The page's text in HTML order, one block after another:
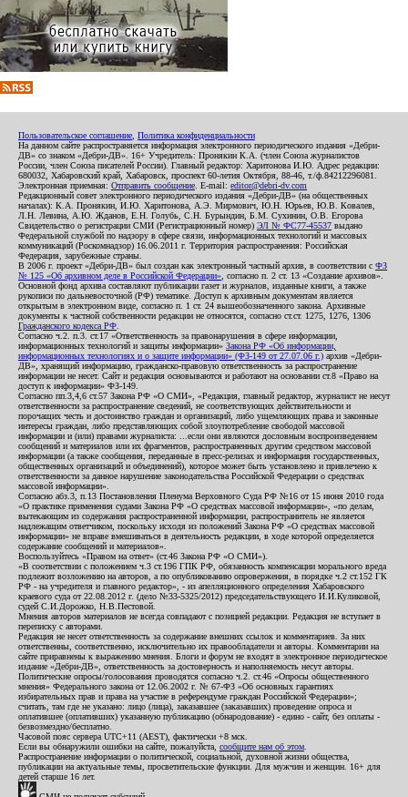
Пользовательское соглашение Политика конфиденциальности
На данном сайте распространяется информация электронного периодического издания «Дебри-
ДВ» со знаком «Дебри-ДВ». 16+ Учредитель: Пронякин К.А. (член Союза журналистов
России, член Союза писателей России). Главный редактор: Харитонова И.Ю. Адрес редакции:
680032, Хабаровский край, Хабаровск, проспект 60-летия Октября, 88-46, т./ф.84212296081.
Электронная приемная: Отправить сообщение . E-mail: editor@debri-dv.com
Редакционный совет электронного периодического издания «Дебри-ДВ» (на общественных
началах): К.А. Пронякин, И.Ю. Харитонова, А.Э. Мирмович, Ю.Н. Юрьев, Ю.В. Ковалев,
Л.Н. Левина, А.Ю. Жданов, Е.Н. Голубь, С.Н. Бурындин, Б.М. Сухинин, О.В. Егорова
Свидетельство о регистрации СМИ (Регистрационный номер) ЭЛ № ФС77-45537 выдано
Федеральной службой по надзору в сфере связи, информационных технологий и массовых
коммуникаций (Роскомнадзор) 16.06.2011 г. Территория распространения: Российская
Федерация, зарубежные страны.
В 2006 г. проект «Дебри-ДВ» был создан как электронный частный архив, в соответствии с ФЗ
№ 125 «Об архивном деле в Российской Федерации» , согласно п. 2 ст. 13 «Создание архивов».
Основной фонд архива составляют публикации газет и журналов, изданные книги, а также
рукописи по дальневосточной (РФ) тематике. Доступ к архивным документам является
открытым в электронном виде, согласно п. 1 ст. 24 вышеобозначенного закона. Архивные
документы к частной собственности редакции не относятся, согласно ст.ст. 1275, 1276, 1306
Гражданского кодекса РФ
Согласно ч.2. п.3. ст.17 «Ответственность за правонарушения в сфере информации,
информационных технологий и защиты информации» Закона РФ «Об информации,
информационных технологиях и о защите информации» (ФЗ-149 от 27.07.06 г.) архив «Дебри-
ДВ», хранящий информацию, гражданско-правовую ответственность за распространение
информации не несет. Сайт и редакция основываются и работают на основании ст.8 «Право на
доступ к информации» ФЗ-149.
Согласно пп.3,4,6 ст.57 Закона РФ «О СМИ», «Редакция, главный редактор, журналист не несут
ответственности за распространение сведений, не соответствующих действительности и
порочащих честь и достоинство граждан и организаций, либо ущемляющих права и законные
интересы граждан, либо представляющих собой злоупотребление свободой массовой
информации и (или) правами журналиста: ...если они являются дословным воспроизведением
сообщений и материалов или их фрагментов, распространенных другим средством массовой
информации (а также сообщения, переданные в пресс-релизах и информация государственных,
общественных организаций и объединений), которое может быть установлено и привлечено к
ответственности за данное нарушение законодательства Российской Федерации о средствах
массовой информации».
Согласно абз.3, п.13 Постановления Пленума Верховного Суда РФ №16 от 15 июня 2010 года
«О практике применения судами Закона РФ «О средствах массовой информации», «по делам,
вытекающим из содержания распространенной информации, распространитель не является
надлежащим ответчиком, поскольку исходя из положений Закона РФ «О средствах массовой
информации» не вправе вмешиваться в деятельность редакции, в ходе которой определяется
содержание сообщений и материалов».
Воспользуйтесь «Правом на ответ» (ст.46 Закона РФ «О СМИ»).
«В соответствии с положением ч.3 ст.196 ГПК РФ, обязанность компенсации морального вреда
подлежит возложению на авторов, а по опубликованию опровержения, в порядке ч.2 ст.152 ГК
РФ - на учредителя и главного редактор», - из апелляционного определения Хабаровского
краевого суда от 22.08.2012 г. (дело №33-5325/2012) председательствующего И.И.Куликовой,
судей С.И.Дорожко, Н.В.Пестовой.
Мнения авторов материалов не всегда совпадают с позицией редакции. Редакция не вступает в
переписку с авторами.
Редакция не несет ответственность за содержание внешних ссылок и комментариев. За них
ответственны, соответственно, исключительно их правообладатели и авторы. Комментарии на
сайте приравнены к выражению мнения. Блоги и форум не входят в электронное периодическое
издание «Дебри-ДВ», ответственность за достоверность и наполняемость несут авторы.
Политические опросы/голосования проводятся согласно ч.2. ст.46 «Опросы общественного
мнения» Федерального закона от 12.06.2002 г. № 67-ФЗ «Об основных гарантиях
избирательных прав и права на участие в референдуме граждан Российской Федерации»;
считать, там где не указано: лицо (лица), заказавшее (заказавших) проведение опроса и
оплатившее (оплативших) указанную публикацию (обнародование) - едино - сайт, без оплаты -
безвозмездно/бесплатно.
Часовой пояс сервера UTC+11 (AEST), фактически +8 мск.
Если вы обнаружили ошибки на сайте, пожалуйста, сообщите нам об этом
Распространение информации о политической, социальной, духовной жизни общества,
публикации на актуальные темы, просветительские функции. Для мужчин и женщин. 16+ для
детей старше 16 лет.